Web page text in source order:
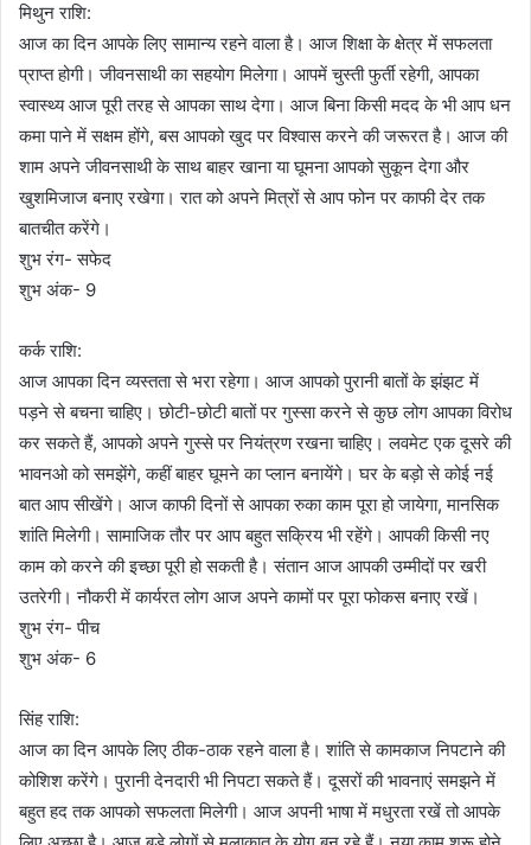
मिथुन राशि:
आज का दिन आपके लिए सामान्य रहने वाला है। आज शिक्षा के क्षेत्र में सफलता
प्राप्त होगी। जीवनसाथी का सहयोग मिलेगा। आपमें चुस्ती फुर्ती रहेगी, आपका
स्वास्थ्य आज पूरी तरह से आपका साथ देगा। आज बिना किसी मदद के भी आप धन
कमा पाने में सक्षम होंगे, बस आपको खुद पर विश्वास करने की जरूरत है। आज की
शाम अपने जीवनसाथी के साथ बाहर खाना या घूमना आपको सुकून देगा और
खुशमिजाज बनाए रखेगा। रात को अपने मित्रों से आप फोन पर काफी देर तक
बातचीत करेंगे।
शुभ रंग- सफेद
शुभ अंक- 9
कर्क राशि:
आज आपका दिन व्यस्तता से भरा रहेगा। आज आपको पुरानी बातों के झंझट में
पड़ने से बचना चाहिए। छोटी-छोटी बातों पर गुस्सा करने से कुछ लोग आपका विरोध
कर सकते हैं, आपको अपने गुस्से पर नियंत्रण रखना चाहिए। लवमेट एक दूसरे की
भावनओ को समझेंगे, कहीं बाहर घूमने का प्लान बनायेंगे। घर के बड़ो से कोई नई
बात आप सीखेंगे। आज काफी दिनों से आपका रुका काम पूरा हो जायेगा, मानसिक
शांति मिलेगी। सामाजिक तौर पर आप बहुत सक्रिय भी रहेंगे। आपकी किसी नए
काम को करने की इच्छा पूरी हो सकती है। संतान आज आपकी उम्मीदों पर खरी
उतरेगी। नौकरी में कार्यरत लोग आज अपने कामों पर पूरा फोकस बनाए रखें।
शुभ रंग- पीच
शुभ अंक- 6
सिंह राशि:
आज का दिन आपके लिए ठीक-ठाक रहने वाला है। शांति से कामकाज निपटाने की
कोशिश करेंगे। पुरानी देनदारी भी निपटा सकते हैं। दूसरों की भावनाएं समझने में
बहुत हद तक आपको सफलता मिलेगी। आज अपनी भाषा में मधुरता रखें तो आपके